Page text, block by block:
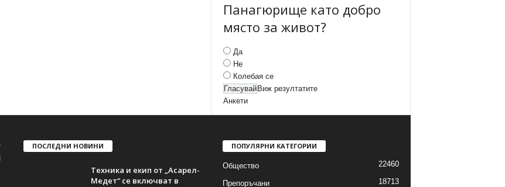
Панагюрище като добро
място за живот?
Да
Не
Колебая се
Виж резултатите
Анкети
ПОСЛЕДНИ НОВИНИ
Техника и екип от „Асарел-
Медет“ се включват в
ПОПУЛЯРНИ КАТЕГОРИИ
Общество 22460
Препоръчани 18713